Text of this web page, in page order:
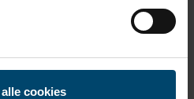
cookies